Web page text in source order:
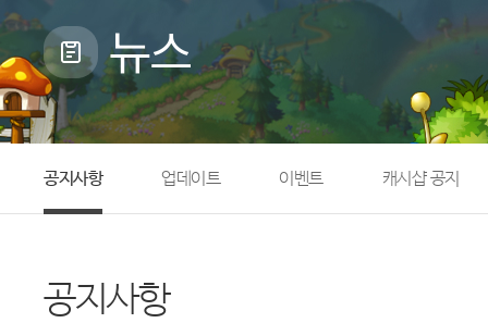
캐시샵 공지
메이플 알림판
with maple
NEXON NOW
뉴스
공지사항 업데이트 이벤트 캐시샵 공지
공지사항